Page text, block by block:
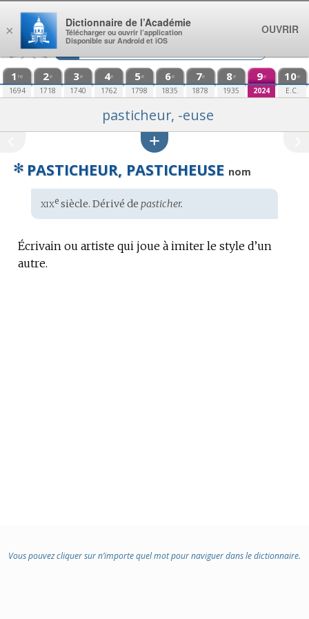
Aller au contenu
1 re
1694
2e
1718
3e
1740
4e
1762
5e
1798
6e
1835
7e
1878
8e
1935
9e
2024
10e
E.C.
pasticheur, -euse
✻ PASTICHEUR, PASTICHEUSE nom
Étymologie
:
xixesiècle. Dérivé de pasticher.
Écrivain ou artiste qui joue à imiter le style d’un
autre.
Vous pouvez cliquer sur n’importe quel mot pour naviguer dans le dictionnaire.
×
Dictionnaire de l’Académie
Télécharger ou ouvrir l’application
Disponible sur Android et iOS
OUVRIR